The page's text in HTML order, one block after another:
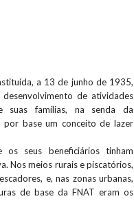
a 13 de junho de 1935,
de atividades
suas famílias, na senda da
por base um conceito de lazer
seus beneficiários tinham
Nos meios rurais e piscatórios,
e, nas zonas urbanas,
de base da FNAT eram os